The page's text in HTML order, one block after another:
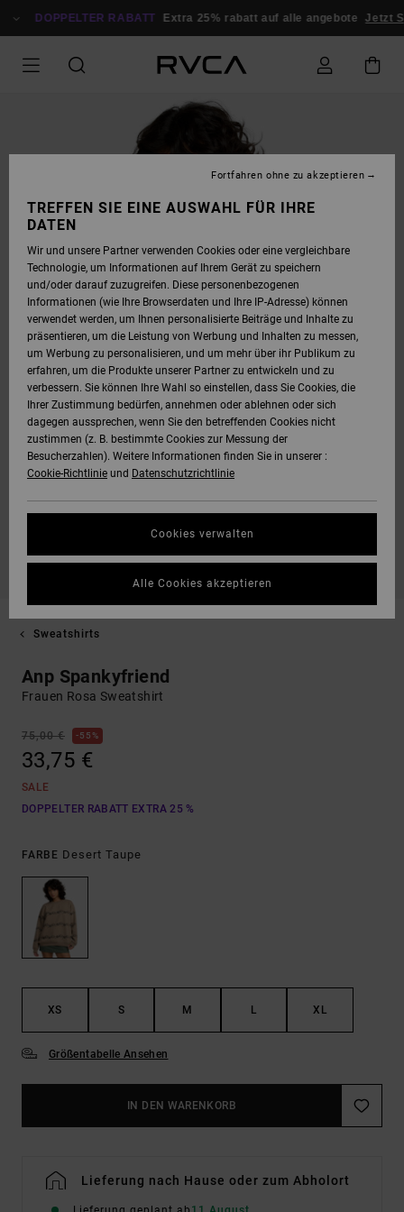
ZUR
DOPPELTER RABATT Extra 25% rabatt auf alle angebote Jetzt
Sweatshirts
Anp Spankyfriend
Frauen Rosa Sweatshirt
75,00 € 55%
33,75 €
SALE
DOPPELTER RABATT EXTRA 25 %
FARBE Desert Taupe
XS S M L XL
Größentabelle Ansehen
IN DEN WARENKORB
Lieferung nach Hause oder zum Abholort
TREFFEN SIE EINE AUSWAHL FÜR IHRE
DATEN
Wir und unsere Partner verwenden Cookies oder eine vergleichbare
Technologie, um Informationen auf Ihrem Gerät zu speichern
und/oder darauf zuzugreifen. Diese personenbezogenen
Informationen (wie Ihre Browserdaten und Ihre IP-Adresse) können
verwendet werden, um Ihnen personalisierte Beiträge und Inhalte zu
präsentieren, um die Leistung von Werbung und Inhalten zu messen,
um Werbung zu personalisieren, und um mehr über ihr Publikum zu
erfahren, um die Produkte unserer Partner zu entwickeln und zu
verbessern. Sie können Ihre Wahl so einstellen, dass Sie Cookies, die
Ihrer Zustimmung bedürfen, annehmen oder ablehnen oder sich
dagegen aussprechen, wenn Sie den betreffenden Cookies nicht
zustimmen (z. B. bestimmte Cookies zur Messung der
Besucherzahlen). Weitere Informationen finden Sie in unserer :
Cookie-Richtlinie und Datenschutzrichtlinie
Cookies verwalten
Fortfahren ohne zu akzeptieren
Alle Cookies akzeptieren